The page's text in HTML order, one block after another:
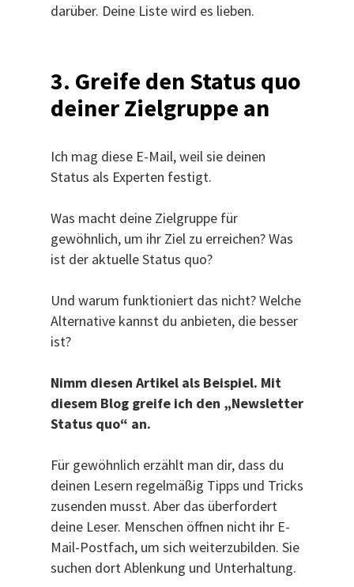
darüber. Deine Liste wird es lieben.
3. Greife den Status quo
deiner Zielgruppe an
Ich mag diese E-Mail, weil sie deinen
Status als Experten festigt.
Was macht deine Zielgruppe für
gewöhnlich, um ihr Ziel zu erreichen? Was
ist der aktuelle Status quo?
Und warum funktioniert das nicht? Welche
Alternative kannst du anbieten, die besser
ist?
Nimm diesen Artikel als Beispiel. Mit
diesem Blog greife ich den „Newsletter
Status quo“ an.
Für gewöhnlich erzählt man dir, dass du
deinen Lesern regelmäßig Tipps und Tricks
zusenden musst. Aber das überfordert
deine Leser. Menschen öffnen nicht ihr E-
Mail-Postfach, um sich weiterzubilden. Sie
suchen dort Ablenkung und Unterhaltung.